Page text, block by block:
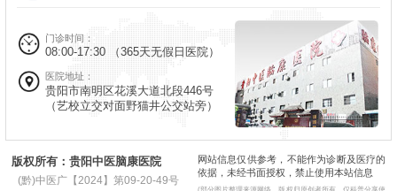
门诊时间：
08:00-17:30 （365天无假日医院）
医院地址：
贵阳市南明区花溪大道北段446号
（艺校立交对面野猫井公交站旁）
版权所有：贵阳中医脑康医院
(黔)中医广【2024】第09-20-49号
网站信息仅供参考，不能作为诊断及医疗的
依据，未经书面授权，禁止使用本站信息